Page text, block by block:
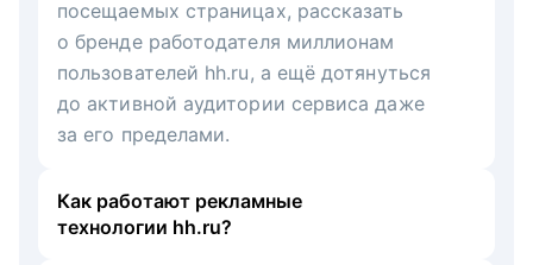
посещаемых страницах, рассказать
о бренде работодателя миллионам
пользователей hh.ru, а ещё дотянуться
до активной аудитории сервиса даже
за его пределами.
Как работают рекламные
технологии hh.ru?